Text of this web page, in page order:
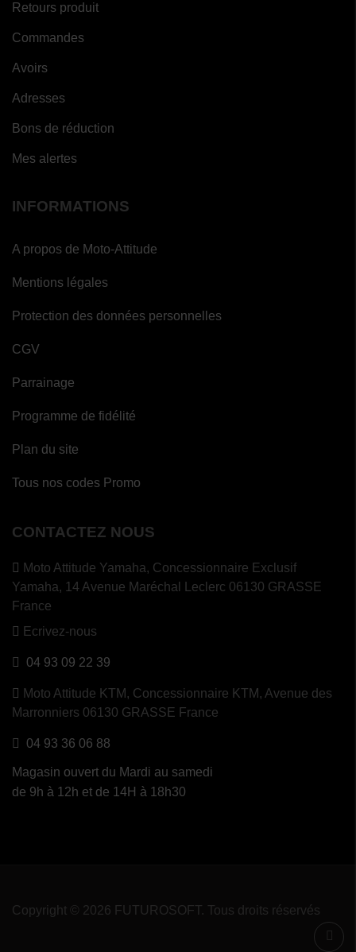
Retours produit
Commandes
Avoirs
Adresses
Bons de réduction
Mes alertes
INFORMATIONS
A propos de Moto-Attitude
Mentions légales
Protection des données personnelles
CGV
Parrainage
Programme de fidélité
Plan du site
Tous nos codes Promo
CONTACTEZ NOUS
Moto Attitude Yamaha, Concessionnaire Exclusif
Yamaha, 14 Avenue Maréchal Leclerc 06130 GRASSE
France
Ecrivez-nous
04 93 09 22 39
Moto Attitude KTM, Concessionnaire KTM, Avenue des
Marronniers 06130 GRASSE France
04 93 36 06 88
Magasin ouvert du Mardi au samedi
de 9h à 12h et de 14H à 18h30
Copyright © 2026 FUTUROSOFT. Tous droits réservés